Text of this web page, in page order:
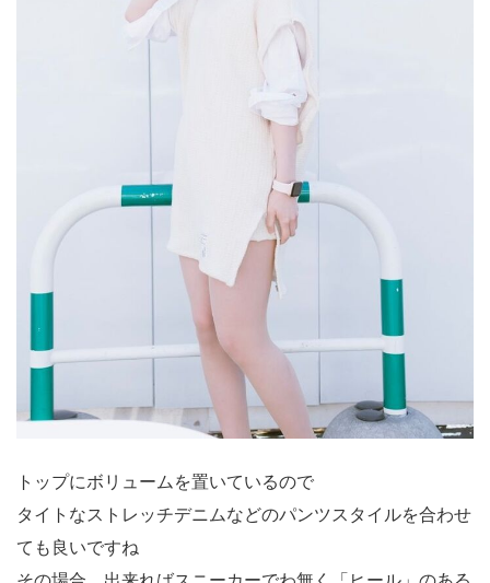
トップにボリュームを置いているので
タイトなストレッチデニムなどのパンツスタイルを合わせ
ても良いですね